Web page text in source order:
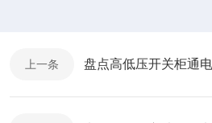
上一条 盘点高低压开关柜通